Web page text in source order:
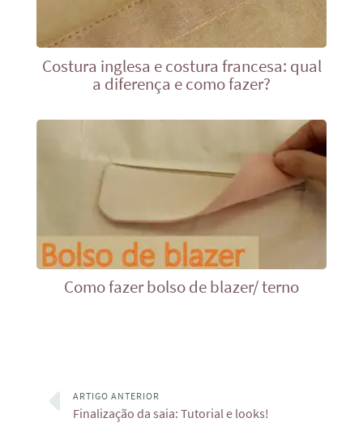
Costura inglesa e costura francesa: qual
a diferença e como fazer?
Como fazer bolso de blazer/ terno
ARTIGO ANTERIOR
Finalização da saia: Tutorial e looks!